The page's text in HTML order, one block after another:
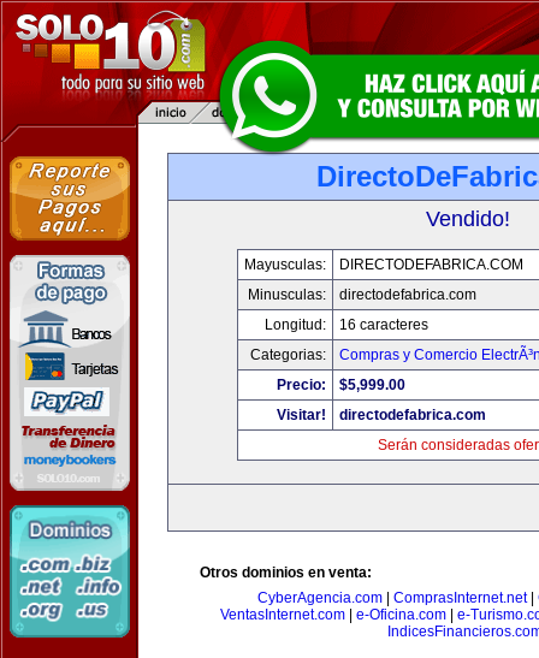
Vendido!
Mayusculas:
DIRECTODEFABRICA.COM
Minusculas:
directodefabrica.com
Longitud:
16 caracteres
Categorias:
Compras y Comercio
Precio:
$5,999.00
Visitar!
directodefabrica.com
Serán consideradas
Otros dominios en venta:
CyberAgencia.com| ComprasInternet.net|
VentasInternet.com
e-Oficina.com
e-